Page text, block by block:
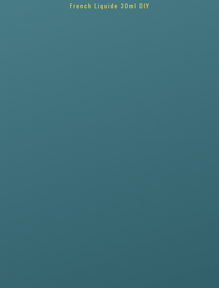
French Liquide 30ml DIY